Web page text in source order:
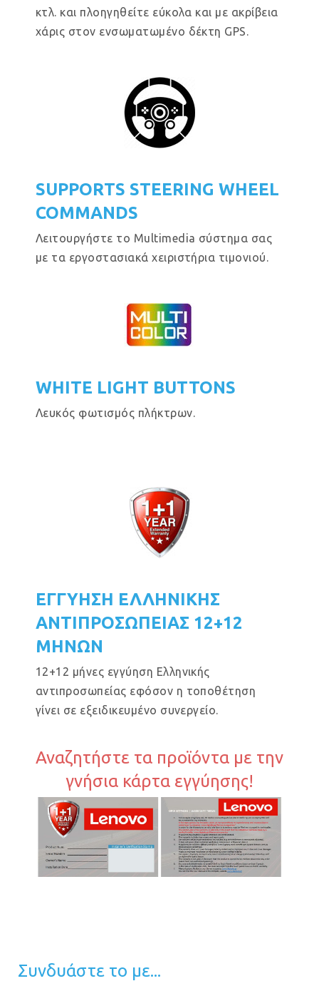
κτλ. και πλοηγηθείτε εύκολα και με ακρίβεια
χάρις στον ενσωματωμένο δέκτη GPS.
SUPPORTS STEERING WHEEL
COMMANDS
Λειτουργήστε το Multimedia σύστημα σας
με τα εργοστασιακά χειριστήρια τιμονιού.
WHITE LIGHT BUTTONS
Λευκός φωτισμός πλήκτρων.
ΕΓΓΥΗΣΗ ΕΛΛΗΝΙΚΗΣ
ΑΝΤΙΠΡΟΣΩΠΕΙΑΣ 12+12
ΜΗΝΩΝ
12+12 μήνες εγγύηση Ελληνικής
αντιπροσωπείας εφόσον η τοποθέτηση
γίνει σε εξειδικευμένο συνεργείο.
Αναζητήστε τα προϊόντα με την
γνήσια κάρτα εγγύησης!
Συνδυάστε το με...